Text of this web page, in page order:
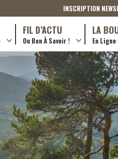
INSCRIPTION
de frais
FIL D’ACTU
Ou Bon À Savoir !
LA
En Ligne
… en
…en